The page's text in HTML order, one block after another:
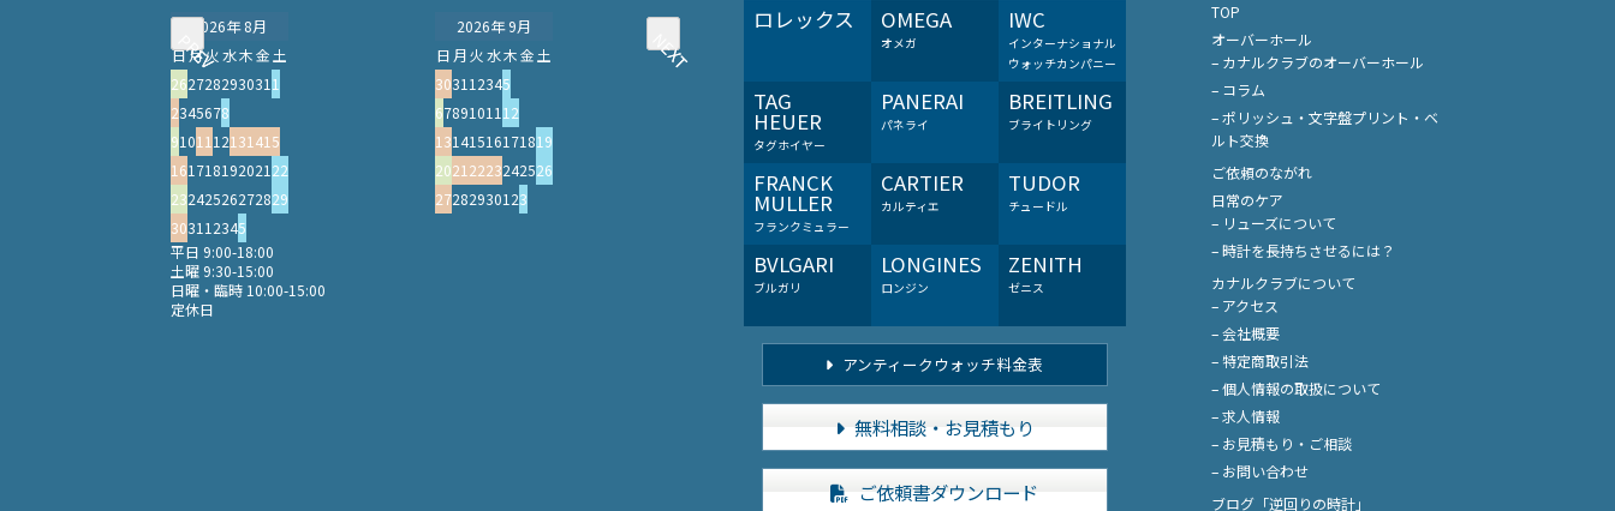
PREV
2026年 8月
NEXT
日月火水木金 土
262728293031 1
2345678
91011 12131415
161718192021 22
23242526272829
3031 1 2345
PREV
2026年 9月
NEXT
日 月 火 水木 金 土
3031 1 2345
67891011 12
13141516171819
2021 2223242526
272829301 23
平日 9:00-18:00
土曜 9:30-15:00
日曜・臨時 10:00-15:00
定休日
ロレックス OMEGA
オメガ
IWC
インターナショナル
ウォッチカンパニー
TAG
HEUER
タグホイヤー
PANERAI
パネライ
BREITLING
ブライトリング
FRANCK
MULLER
フランクミュラー
CARTIER
カルティエ
TUDOR
チュードル
BVLGARI
ブルガリ
LONGINES
ロンジン
ZENITH
ゼニス
アンティークウォッチ料金表
無料相談・お見積もり
ご依頼書ダウンロード
TOP
オーバーホール
– カナルクラブのオーバーホール
– コラム
– ポリッシュ・文字盤プリント・ベ
ルト交換
ご依頼のながれ
日常のケア
– リューズについて
– 時計を長持ちさせるには？
カナルクラブについて
– アクセス
– 会社概要
– 特定商取引法
– 個人情報の取扱について
– 求人情報
– お見積もり・ご相談
– お問い合わせ
ブログ「逆回りの時計」